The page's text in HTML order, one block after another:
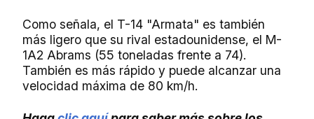
Como señala, el T-14 "Armata" es también
más ligero que su rival estadounidense, el M-
1A2 Abrams (55 toneladas frente a 74).
También es más rápido y puede alcanzar una
velocidad máxima de 80 km/h.